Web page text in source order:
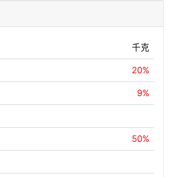
千克
20%
9%
50%